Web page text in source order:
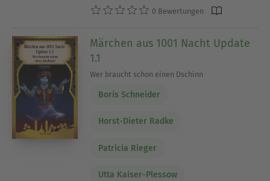
0 Bewertungen
Märchen aus 1001 Nacht Update
1.1
Wer braucht schon einen Dschinn
Boris Schneider
Horst-Dieter Radke
Patricia Rieger
Utta Kaiser-Plessow